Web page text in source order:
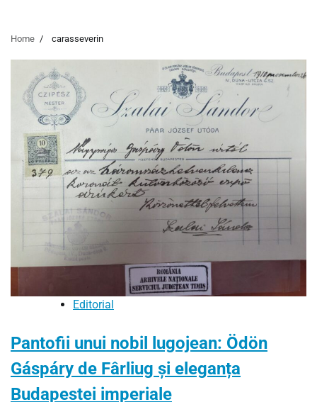
Home carasseverin
Editorial
Pantofii unui nobil lugojean: Ödön
Gáspáry de Fârliug și eleganța
Budapestei imperiale